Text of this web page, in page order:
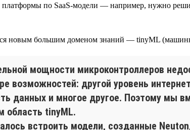
платформы по SaaS-модели — например, нужно
новым большим доменом знаний — tinyML
мощности микроконтроллеров
возможностей: другой уровень
данных и многое другое. Поэтому мы
область tinyML.
встроить модели, созданные